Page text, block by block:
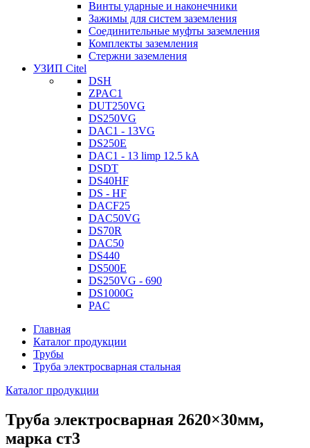
Винты ударные и наконечники
Зажимы для систем заземления
Соединительные муфты заземления
Комплекты заземления
Стержни заземления
УЗИП Citel
DSH
ZPAC1
DUT250VG
DS250VG
DAC1 - 13VG
DS250E
DAC1 - 13 limp 12.5 kA
DSDT
DS40HF
DS - HF
DACF25
DAC50VG
DS70R
DAC50
DS440
DS500E
DS250VG - 690
DS1000G
PAC
Главная
Каталог продукции
Трубы
Труба электросварная стальная
Каталог продукции
Труба электросварная 2620×30мм,
марка ст3